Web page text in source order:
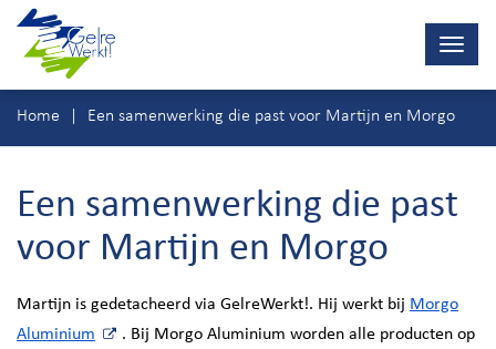
Ga
direct
naar
Home
Een samenwerking die past voor Martijn en Morgo
Een samenwerking die past
voor Martijn en Morgo
Martijn is gedetacheerd via GelreWerkt!. Hij werkt bij Morgo
Aluminium
. Bij Morgo Aluminium worden alle producten op